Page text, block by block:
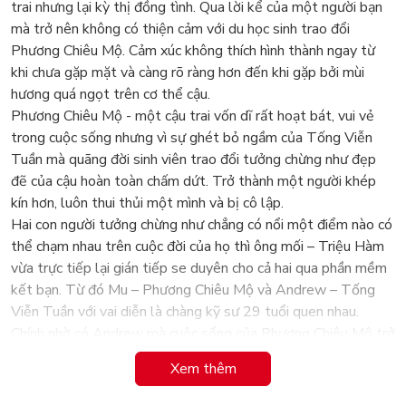
trai nhưng lại kỳ thị đồng tình. Qua lời kể của một người bạn
mà trở nên không có thiện cảm với du học sinh trao đổi
Phương Chiêu Mộ. Cảm xúc không thích hình thành ngay từ
khi chưa gặp mặt và càng rõ ràng hơn đến khi gặp bởi mùi
hương quá ngọt trên cơ thể cậu.
Phương Chiêu Mộ - một cậu trai vốn dĩ rất hoạt bát, vui vẻ
trong cuộc sống nhưng vì sự ghét bỏ ngầm của Tống Viễn
Tuần mà quãng đời sinh viên trao đổi tưởng chừng như đẹp
đẽ của cậu hoàn toàn chấm dứt. Trở thành một người khép
kín hơn, luôn thui thủi một mình và bị cô lập.
Hai con người tưởng chừng như chẳng có nổi một điểm nào có
thể chạm nhau trên cuộc đời của họ thì ông mối – Triệu Hàm
vừa trực tiếp lại gián tiếp se duyên cho cả hai qua phần mềm
kết bạn. Từ đó Mu – Phương Chiêu Mộ và Andrew – Tống
Viễn Tuần với vai diễn là chàng kỹ sư 29 tuổi quen nhau.
nên tươi sáng, vui vẻ và có mục đích hơn.
Nhưng nếu Mu và Andrew càng ngày càng gần nhau hơn, thân
Xem thêm